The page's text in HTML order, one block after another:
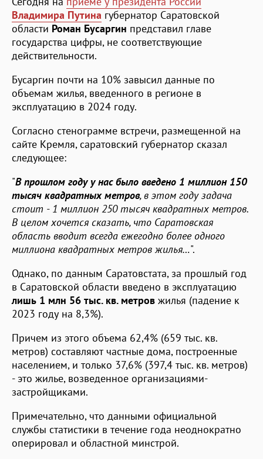
Владимира Путина губернатор Саратовской
области Роман Бусаргин представил главе
государства цифры, не соответствующие
действительности.
Бусаргин почти на 10% завысил данные по
объемам жилья, введенного в регионе в
эксплуатацию в 2024 году.
Согласно стенограмме встречи, размещенной на
сайте Кремля, саратовский губернатор сказал
следующее:
"В прошлом году у нас было введено 1 миллион 150
тысяч квадратных метров, в этом году задача
стоит - 1 миллион 250 тысяч квадратных метров.
В целом хочется сказать, что Саратовская
область вводит всегда ежегодно более одного
миллиона квадратных метров жилья…".
Однако, по данным Саратовстата, за прошлый год
в Саратовской области введено в эксплуатацию
лишь 1 млн 56 тыс. кв. метров жилья (падение к
2023 году на 8,3%).
Причем из этого объема 62,4% (659 тыс. кв.
метров) составляют частные дома, построенные
населением, и только 37,6% (397,4 тыс. кв. метров)
- это жилье, возведенное организациями-
застройщиками.
Примечательно, что данными официальной
службы статистики в течение года неоднократно
оперировал и областной минстрой.